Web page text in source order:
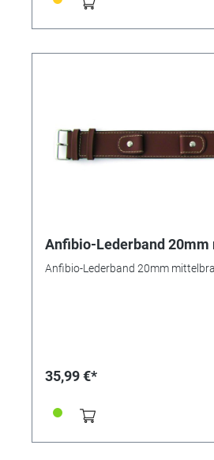
Anfibio-Lederband
Anfibio-Lederband 20mm
35,99 €*